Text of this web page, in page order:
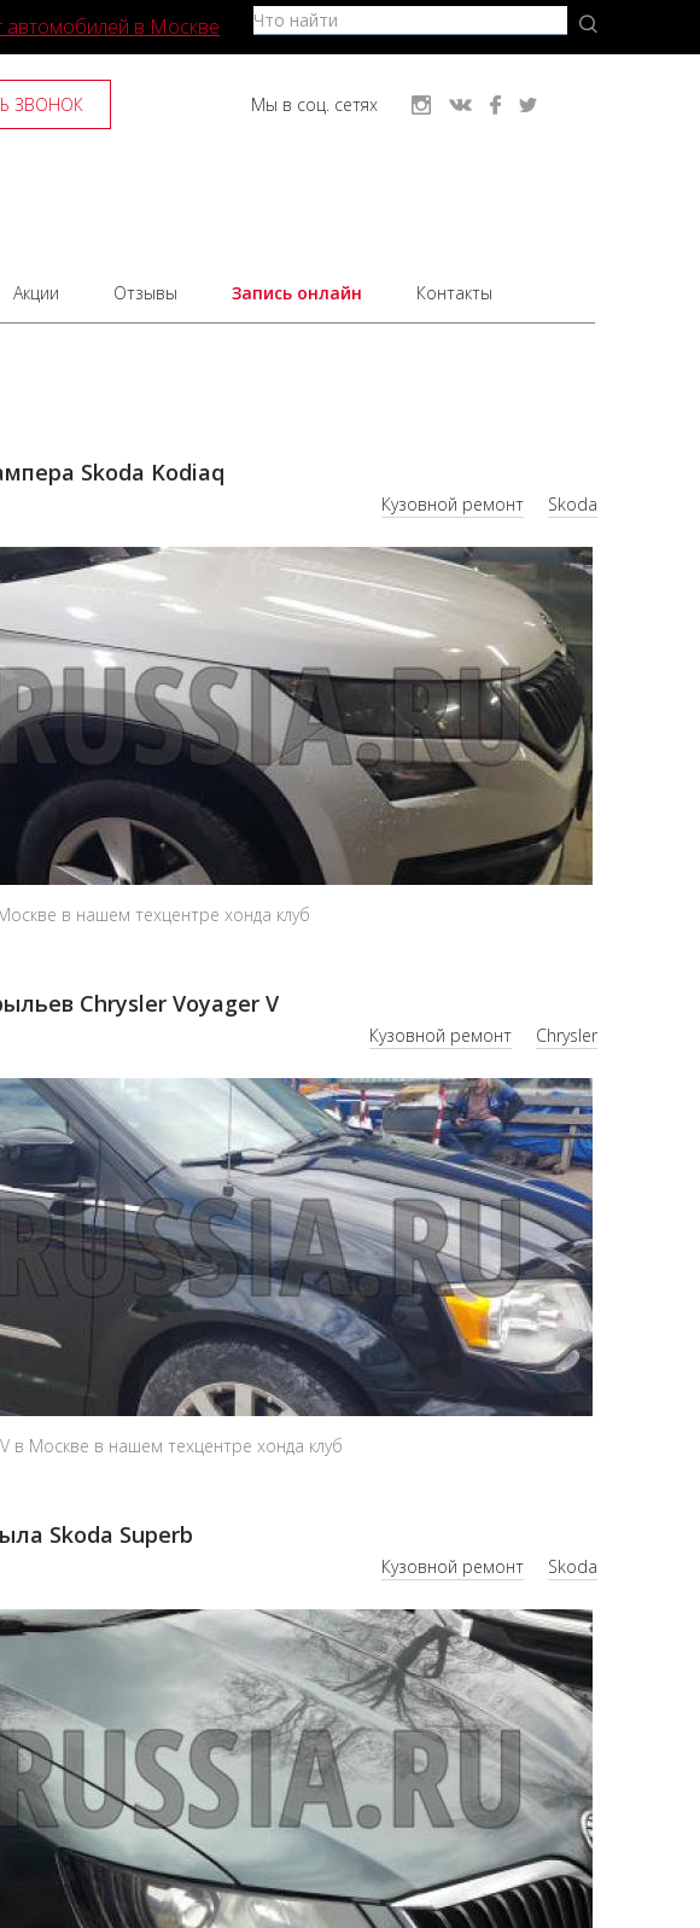
автомобилей в Москве
ЗВОНОК Мы в соц. сетях
Акции Отзывы Запись онлайн Контакты
Skoda Kodiaq
Кузовной ремонт Skoda
в нашем техцентре хонда клуб
Chrysler Voyager V
Кузовной ремонт Chrysler
в Москве в нашем техцентре хонда клуб
Skoda Superb
Кузовной ремонт Skoda